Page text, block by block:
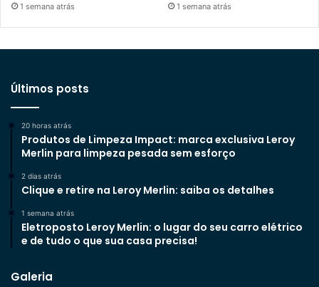
1 semana atrás 1 semana atrás
Últimos posts
20 horas atrás
Produtos de Limpeza Impact: marca exclusiva Leroy
Merlin para limpeza pesada sem esforço
2 dias atrás
Clique e retire na Leroy Merlin: saiba os detalhes
1 semana atrás
Eletroposto Leroy Merlin: o lugar do seu carro elétrico
e de tudo o que sua casa precisa!
Galeria